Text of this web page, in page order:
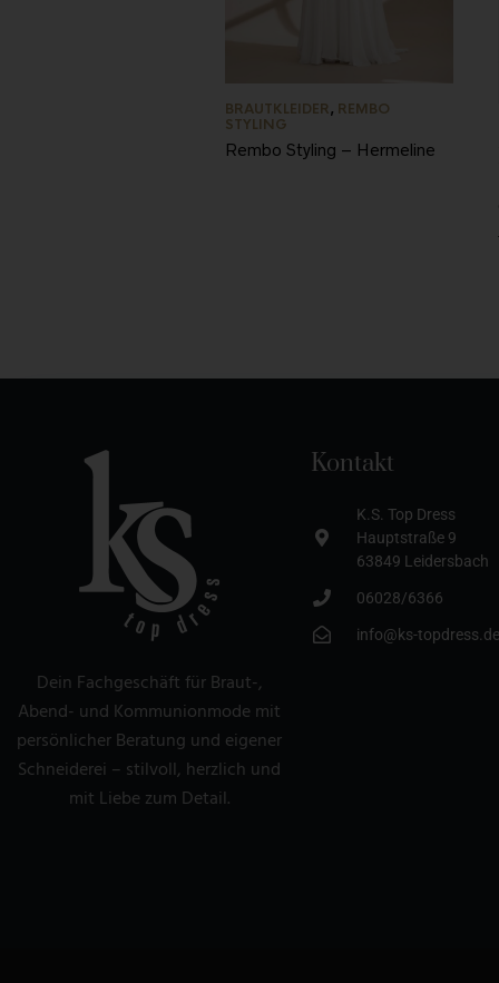
BRAUTKLEIDER, REMBO
STYLING
Rembo Styling – Hermeline
Dein Fachgeschäft für Braut-,
Abend- und Kommunionmode mit
persönlicher Beratung und eigener
Schneiderei – stilvoll, herzlich und
mit Liebe zum Detail.
Kontakt
K.S. Top Dress
Hauptstraße 9
63849 Leidersbach
06028/6366
info@ks-topdress.de